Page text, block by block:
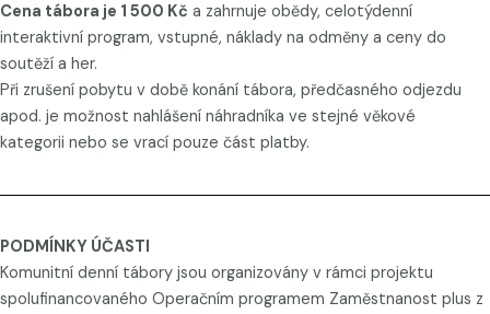
Cena tábora je 1 500 Kč a zahrnuje obědy, celotýdenní
interaktivní program, vstupné, náklady na odměny a ceny do
soutěží a her.
Při zrušení pobytu v době konání tábora, předčasného odjezdu
apod. je možnost nahlášení náhradníka ve stejné věkové
kategorii nebo se vrací pouze část platby.
PODMÍNKY ÚČASTI
Komunitní denní tábory jsou organizovány v rámci projektu
spolufinancovaného Operačním programem Zaměstnanost plus z